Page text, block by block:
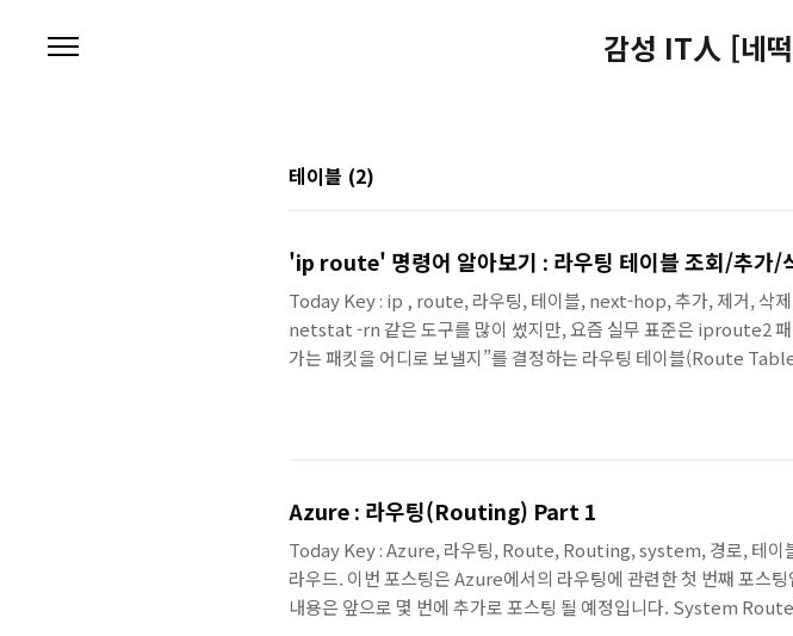
감성 IT人 [네
테이블 (2)
'ip route' 명령어 알아보기 : 라우팅 테이블 조회/추가/
Today Key : ip , route, 라우팅, 테이블, next-hop, 추가, 제거, 삭
netstat -rn 같은 도구를 많이 썼지만, 요즘 실무 표준은 iproute2
가는 패킷을 어디로 보낼지”를 결정하는 라우팅 테이블(Route
Azure : 라우팅(Routing) Part 1
Today Key : Azure, 라우팅, Route, Routing, system, 경로, 테
라우드. 이번 포스팅은 Azure에서의 라우팅에 관련한 첫 번째 포스
내용은 앞으로 몇 번에 추가로 포스팅 될 예정입니다. System